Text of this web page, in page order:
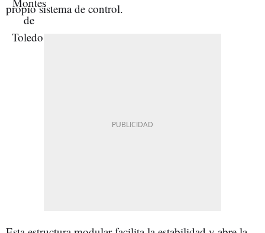
propio sistema de control.